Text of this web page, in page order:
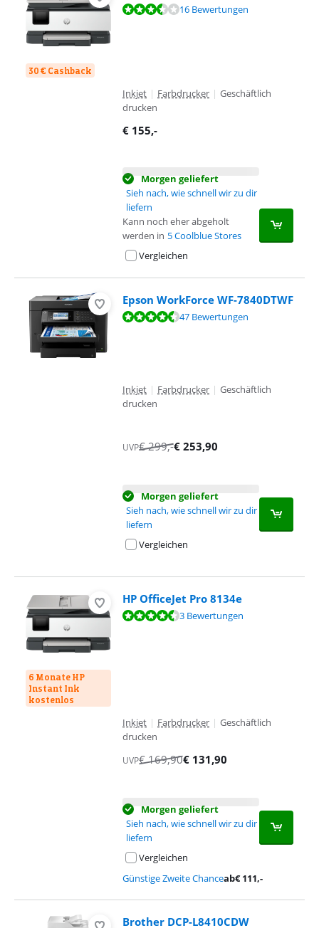
30 € Cashback
Bewertet mit 7,2 von 10, basierend auf 16 Bewertungen.
16 Bewertungen
Inkjet | Farbdrucker | Geschäftlich
drucken
€ 155,-
Morgen geliefert
Sieh nach, wie schnell wir zu dir
liefern
Kann noch eher abgeholt
werden in 5 Coolblue Stores
Vergleichen
Epson WorkForce WF-7840DTWF
Bewertet mit 9,0 von 10, basierend auf 47 Bewertungen.
47 Bewertungen
Inkjet | Farbdrucker | Geschäftlich
drucken
UVP€299,-€ 253,90
Morgen geliefert
Sieh nach, wie schnell wir zu dir
liefern
Vergleichen
6 Monate HP
Instant Ink
kostenlos
HP OfficeJet Pro 8134e
Bewertet mit 8,8 von 10, basierend auf 3 Bewertungen.
3 Bewertungen
Inkjet | Farbdrucker | Geschäftlich
drucken
UVP€169,90€ 131,90
Morgen geliefert
Sieh nach, wie schnell wir zu dir
liefern
Vergleichen
Günstige Zweite Chanceab€111,-
Brother DCP-L8410CDW